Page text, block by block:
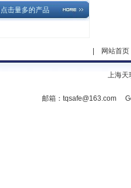
点击量多的产品
网站首页
上海天
邮箱： tqsafe@163.com